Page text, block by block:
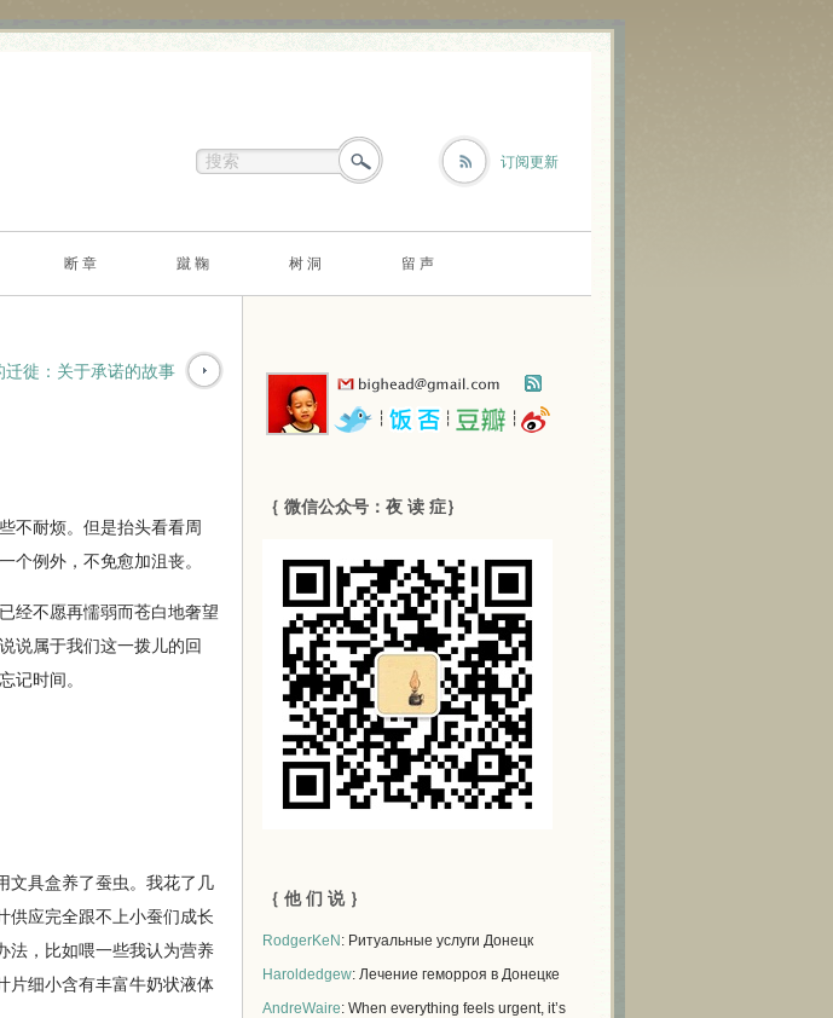
订阅更新
断 章 蹴 鞠 树 洞 留 声
迁徙：关于承诺的故事
耐烦。但是抬头看看周
个例外，不免愈加沮丧。
不愿再懦弱而苍白地奢望
说属于我们这一拨儿的回
记时间。
文具盒养了蚕虫。我花了几
供应完全跟不上小蚕们成长
法，比如喂一些我认为营养
片细小含有丰富牛奶状液体
┆ ┆ ┆
｛ 微信公众号：夜 读 症｝
｛ 他 们 说 ｝
RodgerKeN : Ритуальные услуги Донецк
Haroldedgew: Лечение геморроя в Донецке
AndreWaire: When everything feels urgent, it’s